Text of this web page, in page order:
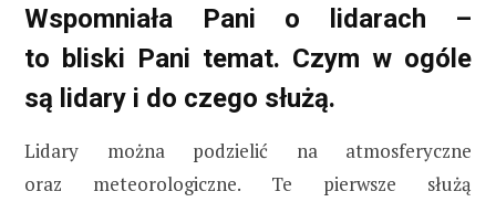
Wspomniała Pani o lidarach –
to bliski Pani temat. Czym w ogóle
są lidary i do czego służą.
Lidary można podzielić na atmosferyczne
oraz meteorologiczne. Te pierwsze służą